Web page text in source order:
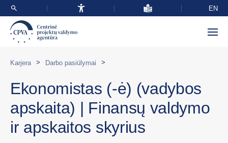
EN
Karjera > Darbo pasiūlymai >
Ekonomistas (-ė) (vadybos
apskaita) | Finansų valdymo
ir apskaitos skyrius